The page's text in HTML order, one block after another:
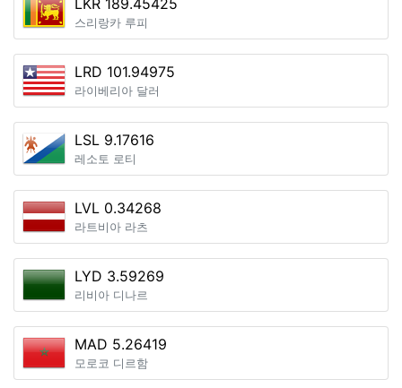
LKR 189.45425
스리랑카 루피
LRD 101.94975
라이베리아 달러
LSL 9.17616
레소토 로티
LVL 0.34268
라트비아 라츠
LYD 3.59269
리비아 디나르
MAD 5.26419
모로코 디르함